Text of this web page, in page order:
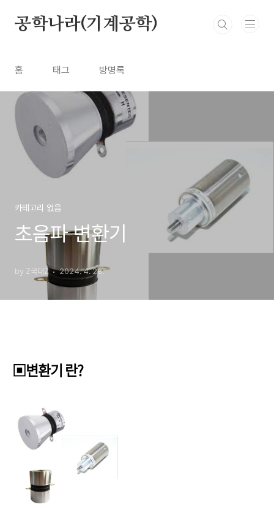
공학나라(기계공학)
홈 태그 방명록
카테고리 없음
초음파 변환기
by Z국대Z 2024. 4. 28.
▣변환기 란?